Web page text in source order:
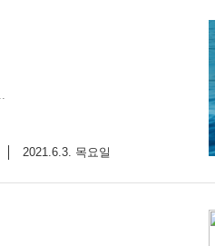
2021.6.3. 목요일